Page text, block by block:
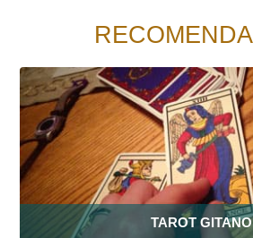
TAROT GITANO